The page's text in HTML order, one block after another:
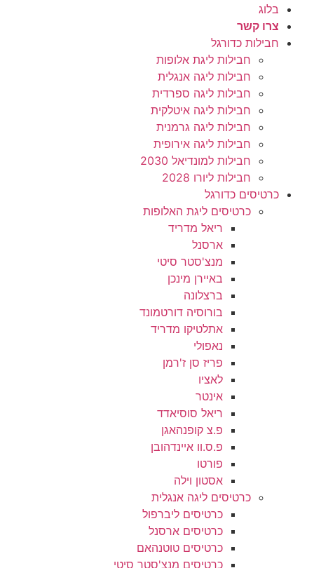
בלוג
צרו קשר
חבילות כדורגל
חבילות ליגת אלופות
חבילות ליגה אנגלית
חבילות ליגה ספרדית
חבילות ליגה איטלקית
חבילות ליגה גרמנית
חבילות ליגה אירופית
חבילות למונדיאל 2030
חבילות ליורו 2028
כרטיסים כדורגל
כרטיסים ליגת האלופות
ריאל מדריד
ארסנל
מנצ'סטר סיטי
באיירן מינכן
ברצלונה
בורוסיה דורטמונד
אתלטיקו מדריד
נאפולי
פריז סן ז'רמן
לאציו
אינטר
ריאל סוסיאדד
פ.צ קופנהאגן
פ.ס.וו איינדהובן
פורטו
אסטון וילה
כרטיסים ליגה אנגלית
כרטיסים ליברפול
כרטיסים ארסנל
כרטיסים טוטנהאם
כרטיסים מנצ'סטר סיטי